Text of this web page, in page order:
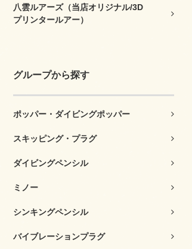
八雲ルアーズ（当店オリジナル/3D
プリンタールアー）
グループから探す
ポッパー・ダイビングポッパー
スキッピング・プラグ
ダイビングペンシル
ミノー
シンキングペンシル
バイブレーションプラグ